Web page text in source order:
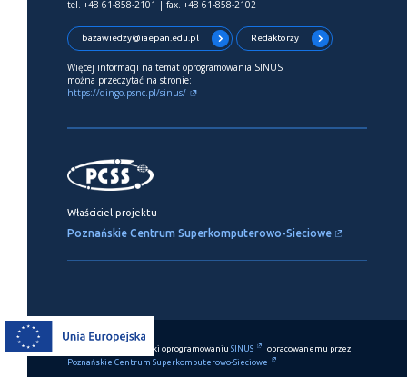
tel. +48 61-858-2101 | fax. +48 61-858-2102
bazawiedzy@iaepan.edu.pl Redaktorzy
Więcej informacji na temat oprogramowania SINUS
można przeczytać na stronie:
https://dingo.psnc.pl/sinus/
Właściciel projektu
Poznańskie Centrum Superkomputerowo-Sieciowe
Ten serwis działa dzięki oprogramowaniu SINUS
opracowanemu przez
Poznańskie Centrum Superkomputerowo-Sieciowe